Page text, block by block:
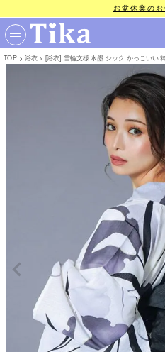
お盆休業の
TOP 浴衣 [浴衣] 雪輪文様 水墨 シック かっこいい